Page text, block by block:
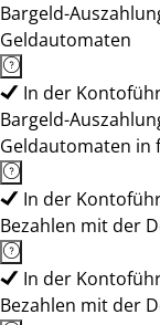
Bargeld-
Geldautomaten
In der
Bargeld-
Geldautomaten in
In der
Bezahlen mit der
In der
Bezahlen mit der